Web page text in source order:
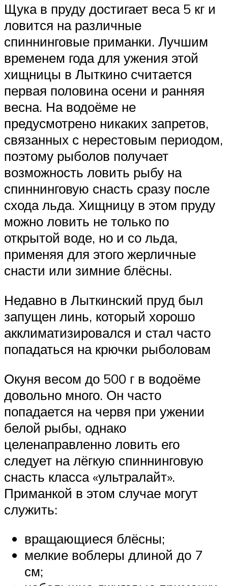
Щука в пруду достигает веса 5 кг и
ловится на различные
спиннинговые приманки. Лучшим
временем года для ужения этой
хищницы в Лыткино считается
первая половина осени и ранняя
весна. На водоёме не
предусмотрено никаких запретов,
связанных с нерестовым периодом,
поэтому рыболов получает
возможность ловить рыбу на
спиннинговую снасть сразу после
схода льда. Хищницу в этом пруду
можно ловить не только по
открытой воде, но и со льда,
применяя для этого жерличные
снасти или зимние блёсны.
Недавно в Лыткинский пруд был
запущен линь, который хорошо
акклиматизировался и стал часто
попадаться на крючки рыболовам
Окуня весом до 500 г в водоёме
довольно много. Он часто
попадается на червя при ужении
белой рыбы, однако
целенаправленно ловить его
следует на лёгкую спиннинговую
снасть класса «ультралайт».
Приманкой в этом случае могут
служить:
вращающиеся блёсны;
мелкие воблеры длиной до 7
см;